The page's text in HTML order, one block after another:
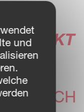
SICH
und